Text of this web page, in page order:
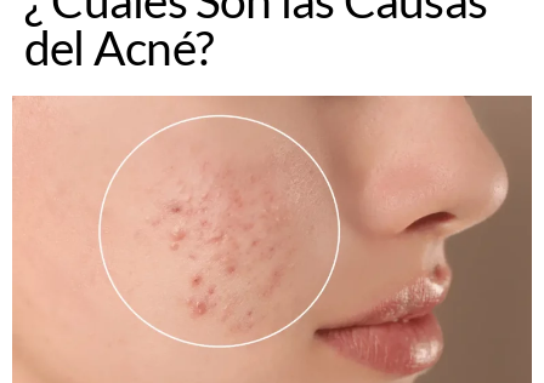
del Acné?